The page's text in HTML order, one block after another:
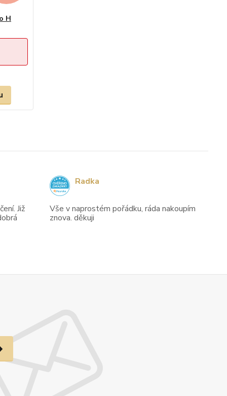
H
Již
Vše v naprostém pořádku, ráda nakoupím
znova. děkuji
Radka